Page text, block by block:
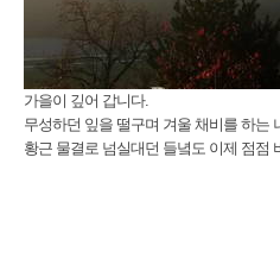
가을이 깊어 갑니다.
무성하던 잎을 떨구며 겨울 채비를 하는
황근 물결로 넘실대던 들녘도 이제 점점